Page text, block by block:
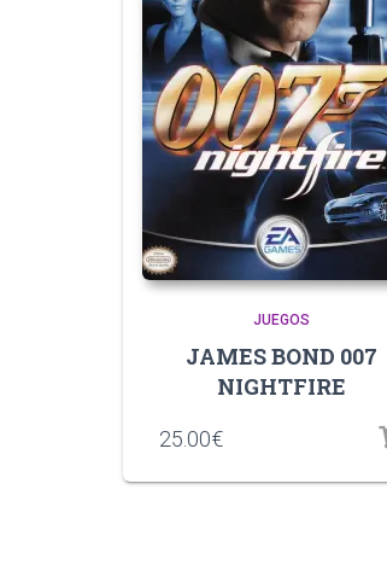
JUEGOS
JAMES BOND 007
NIGHTFIRE
25.00€